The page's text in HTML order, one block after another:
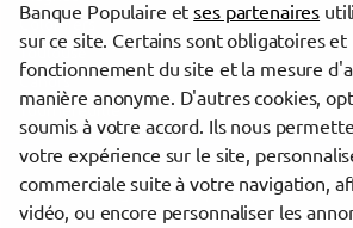
Colomiers
Toulouse
Cahors
Tournefeuille
Trouver une agence Banque Populaire
Tarn-et-Garonne
Banque Populaire etses partenaires
sur ce site. Certains sont obligatoires
fonctionnement du site et la mesure
manière anonyme. D'autres cookies,
soumis à votre accord. Ils nous
votre expérience sur le site,
commerciale suite à votre navigation,
vidéo, ou encore personnaliser les